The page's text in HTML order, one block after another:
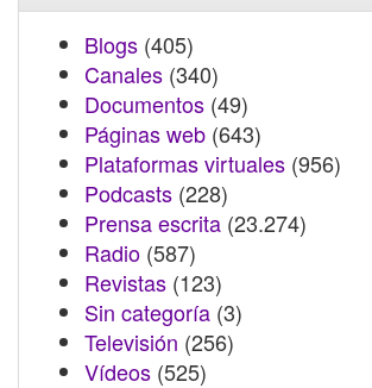
Blogs (405)
Canales (340)
Documentos (49)
Páginas web (643)
Plataformas virtuales (956)
Podcasts (228)
Prensa escrita (23.274)
Radio (587)
Revistas (123)
Sin categoría (3)
Televisión (256)
Vídeos (525)